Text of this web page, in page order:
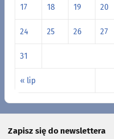
« lip
17 18 19 20
24 25 26 27
31
Zapisz się do newslettera